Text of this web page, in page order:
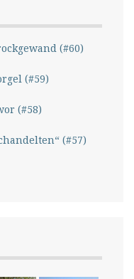
(#60)
(#59)
(#58)
(#57)